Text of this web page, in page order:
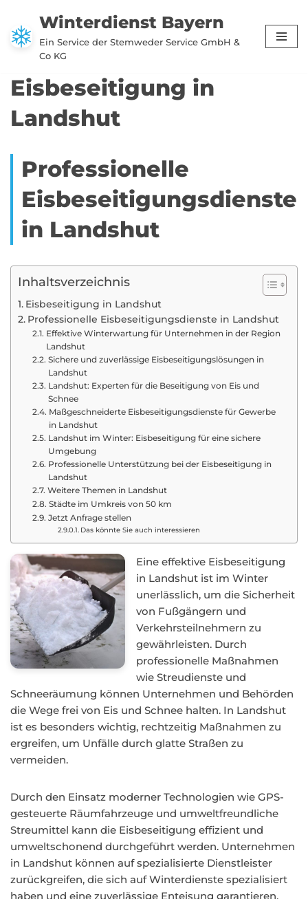
Zum
Inhalt
Winterdienst Bayern
Ein Service der Stemweder Service GmbH &
Co KG
Eisbeseitigung in
Landshut
Professionelle
Eisbeseitigungsdienste
in Landshut
Inhaltsverzeichnis
Eisbeseitigung in Landshut
Professionelle Eisbeseitigungsdienste in Landshut
Effektive Winterwartung für Unternehmen in der Region
Landshut
Sichere und zuverlässige Eisbeseitigungslösungen in
Landshut
Landshut: Experten für die Beseitigung von Eis und
Schnee
Maßgeschneiderte Eisbeseitigungsdienste für Gewerbe
in Landshut
Landshut im Winter: Eisbeseitigung für eine sichere
Umgebung
Professionelle Unterstützung bei der Eisbeseitigung in
Landshut
Weitere Themen in Landshut
Städte im Umkreis von 50 km
Jetzt Anfrage stellen
Das könnte Sie auch interessieren
Eine effektive Eisbeseitigung
in Landshut ist im Winter
unerlässlich, um die Sicherheit
von Fußgängern und
Verkehrsteilnehmern zu
gewährleisten. Durch
professionelle Maßnahmen
wie Streudienste und
Schneeräumung können Unternehmen und Behörden
die Wege frei von Eis und Schnee halten. In Landshut
ist es besonders wichtig, rechtzeitig Maßnahmen zu
ergreifen, um Unfälle durch glatte Straßen zu
vermeiden.
Durch den Einsatz moderner Technologien wie GPS-
gesteuerte Räumfahrzeuge und umweltfreundliche
Streumittel kann die Eisbeseitigung effizient und
umweltschonend durchgeführt werden. Unternehmen
in Landshut können auf spezialisierte Dienstleister
zurückgreifen, die sich auf Winterdienste spezialisiert
haben und eine zuverlässige Enteisung garantieren.